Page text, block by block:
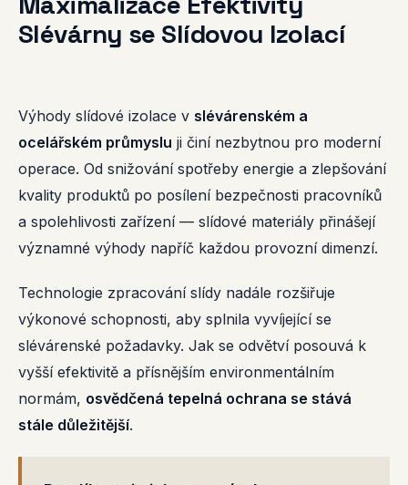
Slévárny se Slídovou Izolací
Výhody slídové izolace v slévárenském a
ocelářském průmyslu ji činí nezbytnou pro moderní
operace. Od snižování spotřeby energie a zlepšování
kvality produktů po posílení bezpečnosti pracovníků
a spolehlivosti zařízení — slídové materiály přinášejí
významné výhody napříč každou provozní dimenzí.
Technologie zpracování slídy nadále rozšiřuje
výkonové schopnosti, aby splnila vyvíjející se
slévárenské požadavky. Jak se odvětví posouvá k
vyšší efektivitě a přísnějším environmentálním
normám, osvědčená tepelná ochrana se stává
stále důležitější.